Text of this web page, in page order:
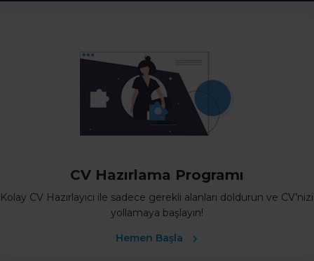
CV Hazırlama Programı
Kolay CV Hazırlayıcı ile sadece gerekli alanları doldurun ve CV’nizi
yollamaya başlayın!
Hemen Başla